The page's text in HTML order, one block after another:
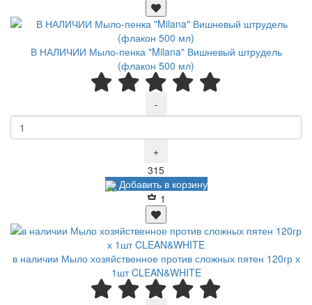
В НАЛИЧИИ Мыло-пенка "Milana" Вишневый штрудель
(флакон 500 мл)
-
+
315Р
Добавить в корзину
1
в наличии Мыло хозяйственное против сложных пятен 120гр х
1шт CLEAN&WHITE